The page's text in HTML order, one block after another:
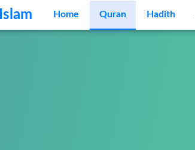
Home Quran Hadith